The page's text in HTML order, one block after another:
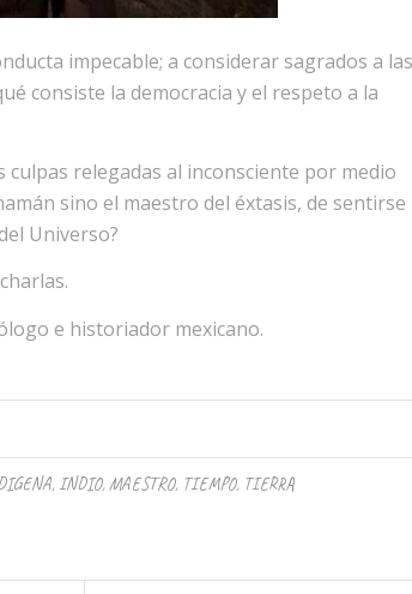
impecable; a considerar sagrados a las
consiste la democracia y el respeto a la
relegadas al inconsciente por medio
sino el maestro del éxtasis, de sentirse
Universo?
e historiador mexicano.
, INDIO, MAESTRO, TIEMPO, TIERRA